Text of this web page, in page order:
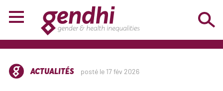
ACTUALITÉS posté le 17 fév 2026